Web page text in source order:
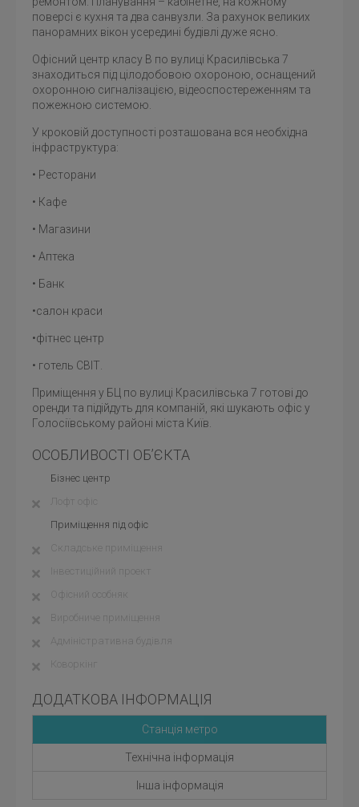
поверсі є кухня та два санвузли. За рахунок великих
панорамних вікон усередині будівлі дуже ясно.
Офісний центр класу В по вулиці Красилівська 7
знаходиться під цілодобовою охороною, оснащений
охоронною сигналізацією, відеоспостереженням та
пожежною системою.
У кроковій доступності розташована вся необхідна
інфраструктура:
• Ресторани
• Кафе
• Магазини
• Аптека
• Банк
•салон краси
•фітнес центр
• готель СВІТ.
Приміщення у БЦ по вулиці Красилівська 7 готові до
оренди та підійдуть для компаній, які шукають офіс у
Голосіївському районі міста Київ.
ОСОБЛИВОСТІ ОБ’ЄКТА
Бізнес центр
Лофт офіс
Приміщення під офіс
Складське приміщення
Інвестиційний проект
Офісний особняк
Виробниче приміщення
Адміністративна будівля
Коворкінг
ДОДАТКОВА ІНФОРМАЦІЯ
Станція метро
Технічна інформація
Інша інформація